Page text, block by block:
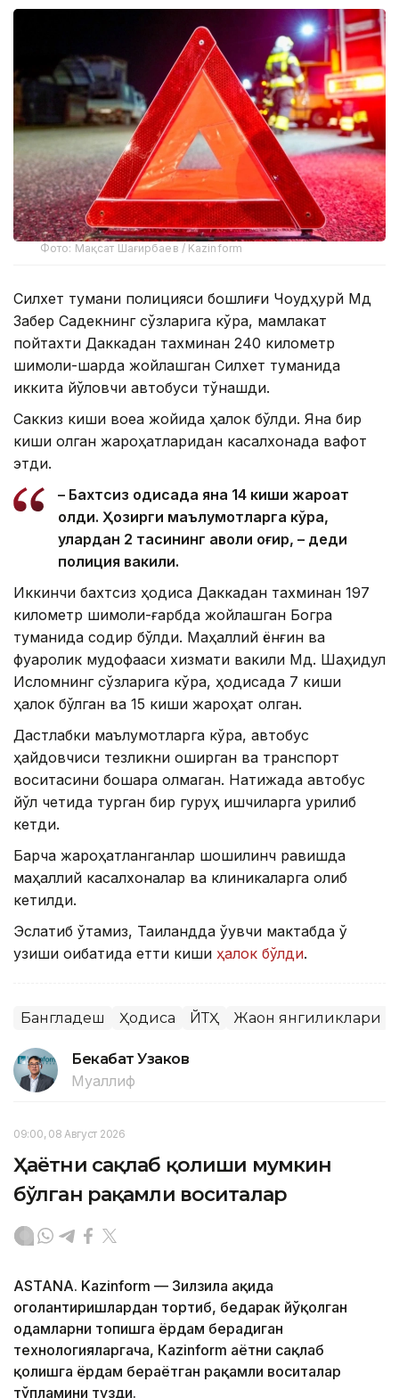
Фото: Мақсат Шағирбаев / Kazinform
Силхет тумани полицияси бошлиғи Чоудҳурй Мд
Забер Садекнинг сўзларига кўра, мамлакат
пойтахти Даккадан тахминан 240 километр
шимоли-шарқда жойлашган Силхет туманида
иккита йўловчи автобуси тўқнашди.
Саккиз киши воқеа жойида ҳалок бўлди. Яна бир
киши олган жароҳатларидан касалхонада вафот
этди.
– Бахтсиз ҳодисада яна 14 киши жароҳат
олди. Ҳозирги маълумотларга кўра,
улардан 2 тасининг аҳволи оғир, – деди
полиция вакили.
Иккинчи бахтсиз ҳодиса Даккадан тахминан 197
километр шимоли-ғарбда жойлашган Богра
туманида содир бўлди. Маҳаллий ёнғин ва
фуқаролик мудофааси хизмати вакили Мд. Шаҳидул
Исломнинг сўзларига кўра, ҳодисада 7 киши
ҳалок бўлган ва 15 киши жароҳат олган.
Дастлабки маълумотларга кўра, автобус
ҳайдовчиси тезликни оширган ва транспорт
воситасини бошқара олмаган. Натижада автобус
йўл четида турган бир гуруҳ ишчиларга урилиб
кетди.
Барча жароҳатланганлар шошилинч равишда
маҳаллий касалхоналар ва клиникаларга олиб
кетилди.
Эслатиб ўтамиз, Таиландда ўқувчи мактабда ўқ
узиши оқибатида етти киши ҳалок бўлди.
Бангладеш Ҳодиса ЙТҲ Жаҳон янгиликлари
Бекабат Узаков
Муаллиф
09:00, 08 Август 2026
Ҳаётни сақлаб қолиши мумкин
бўлган рақамли воситалар
ASTANA. Kazinform — Зилзила ҳақида
огоҳлантиришлардан тортиб, бедарак йўқолган
одамларни топишга ёрдам берадиган
технологияларгача, Кazinform ҳаётни сақлаб
қолишга ёрдам бераётган рақамли воситалар
тўпламини тузди.